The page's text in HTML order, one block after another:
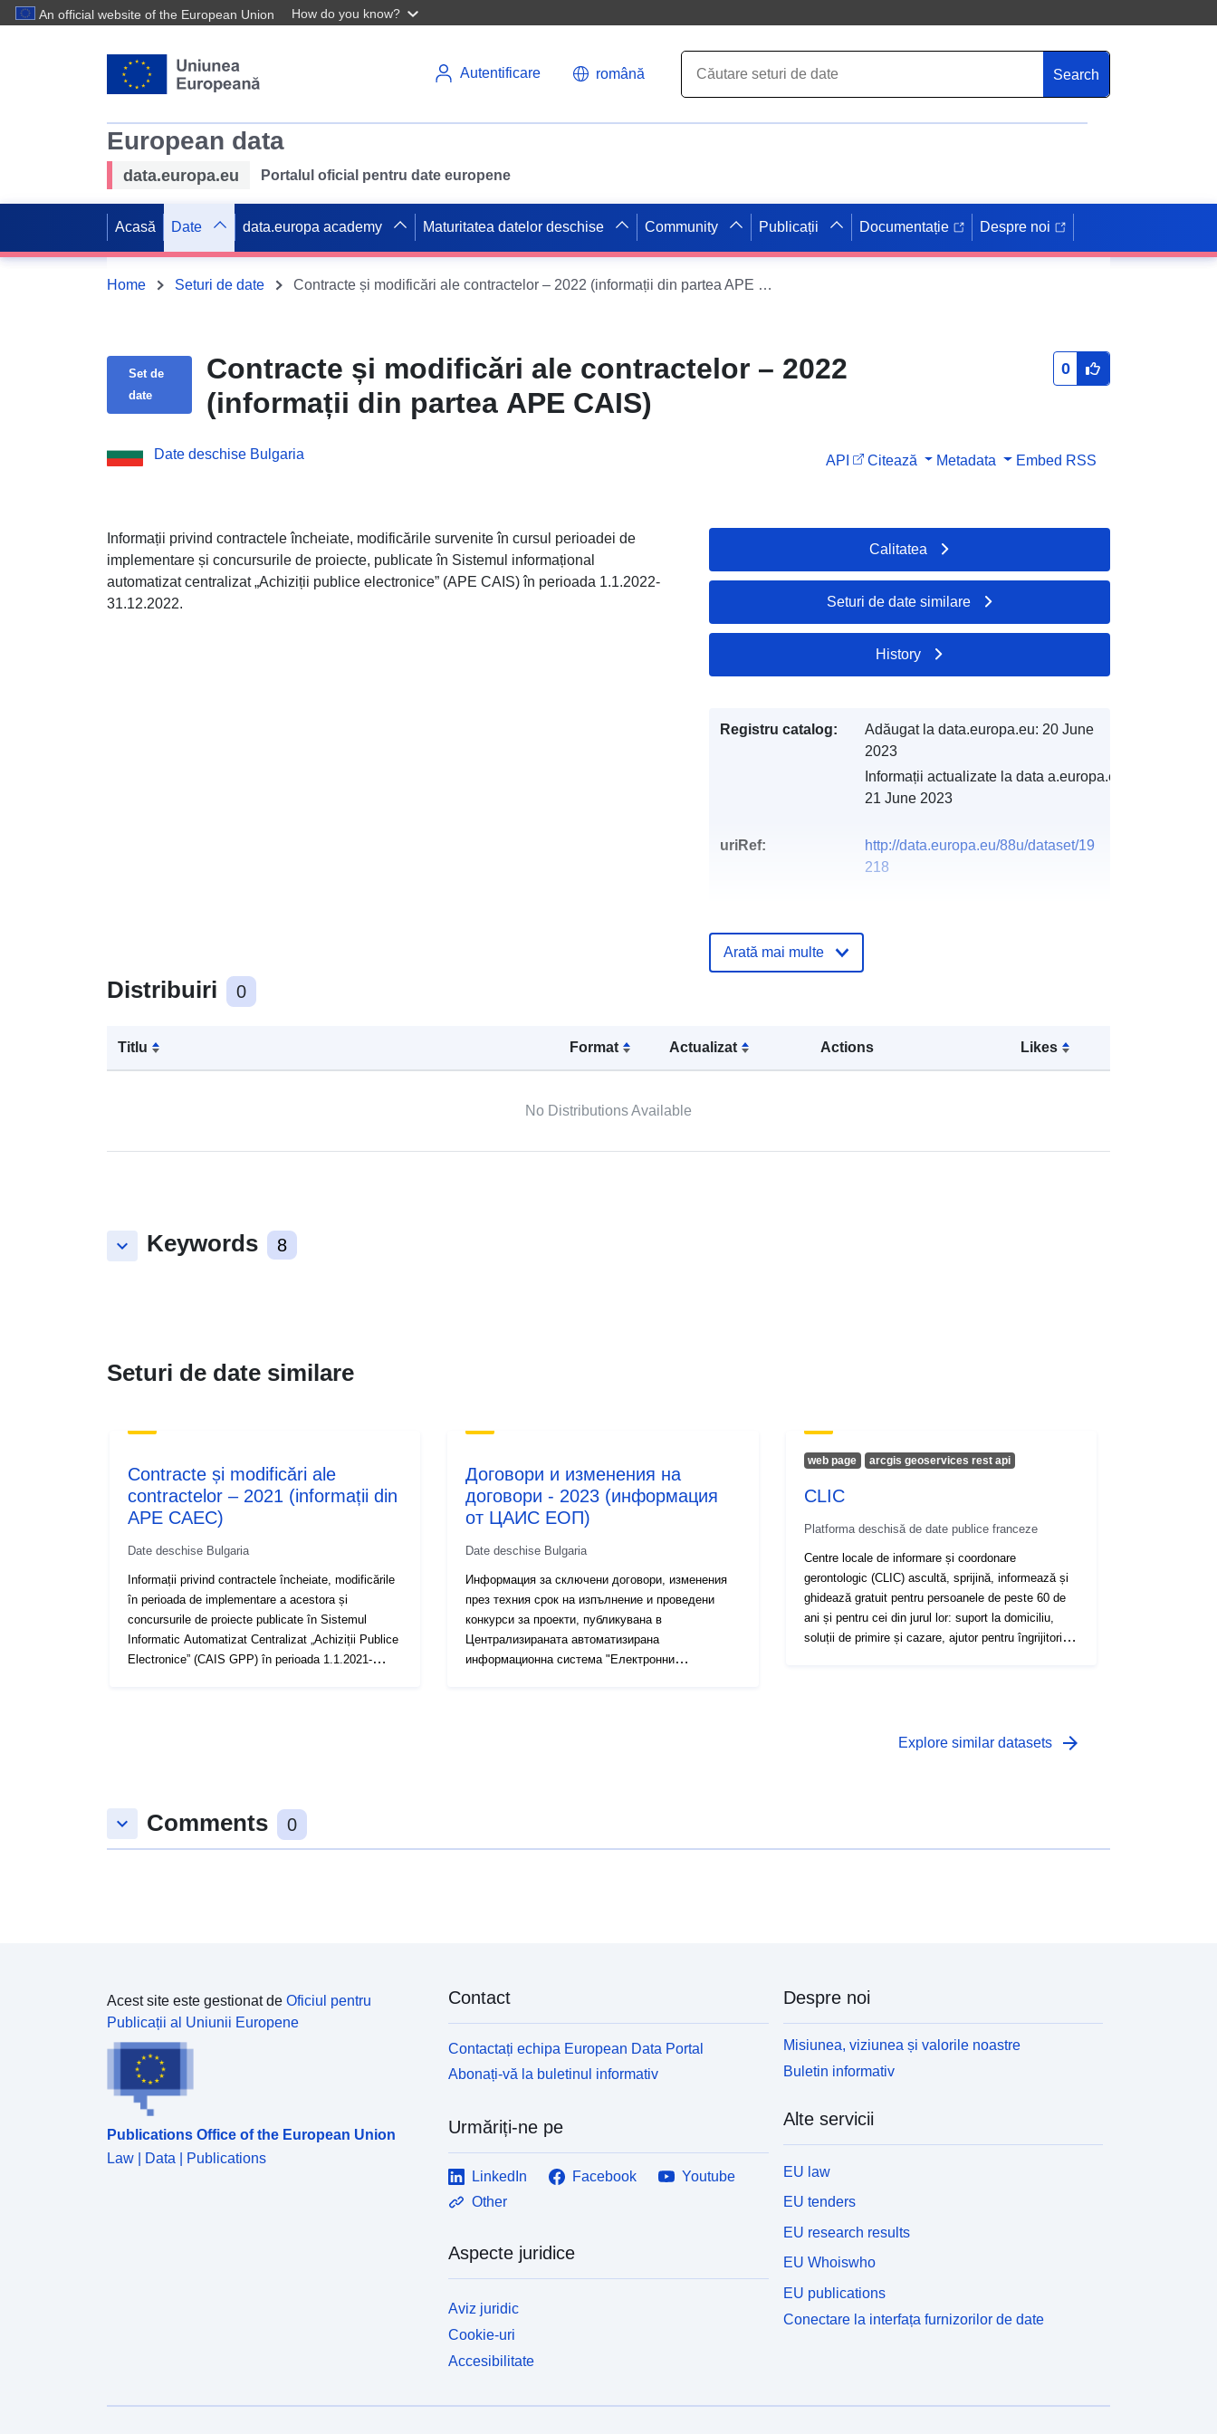
An official website of the European Union How do you know?
Autentificare română Search
European data
data.europa.eu Portalul oficial pentru date europene
Acasă Date data.europa academy Maturitatea datelor deschise Community Publicații Documentație Despre noi
Home Seturi de date Contracte și modificări ale contractelor – 2022 (informații din partea APE CAIS)
Set de
date
Contracte și modificări ale contractelor – 2022
(informații din partea APE CAIS)
0
Date deschise Bulgaria API Citează Metadata Embed RSS
Informații privind contractele încheiate, modificările survenite în cursul perioadei de
implementare și concursurile de proiecte, publicate în Sistemul informațional
automatizat centralizat „Achiziții publice electronice” (APE CAIS) în perioada 1.1.2022-
31.12.2022.
Distribuiri 0
Titlu Format Actualizat Actions Likes
No Distributions Available
keyboard_arrow_down Keywords 8
Calitatea
Seturi de date similare
History
Registru catalog: Adăugat la data.europa.eu: 20 June
2023
Informații actualizate la data a.europa.eu:
21 June 2023
uriRef:
http://data.europa.eu/88u/dataset/19
218
Arată mai multe
Seturi de date similare
Contracte și modificări ale
contractelor – 2021 (informații din
APE CAEC)
Date deschise Bulgaria
Informații privind contractele încheiate, modificările
în perioada de implementare a acestora și
concursurile de proiecte publicate în Sistemul
Informatic Automatizat Centralizat „Achiziții Publice
Electronice” (CAIS GPP) în perioada 1.1.2021-
Договори и изменения на
договори - 2023 (информация
от ЦАИС ЕОП)
Date deschise Bulgaria
Информация за сключени договори, изменения
през техния срок на изпълнение и проведени
конкурси за проекти, публикувана в
Централизираната автоматизирана
информационна система "Електронни
web page arcgis geoservices rest api
CLIC
Platforma deschisă de date publice franceze
Centre locale de informare și coordonare
gerontologic (CLIC) ascultă, sprijină, informează și
ghidează gratuit pentru persoanele de peste 60 de
ani și pentru cei din jurul lor: suport la domiciliu,
soluții de primire și cazare, ajutor pentru îngrijitori,
Explore similar datasets arrow_forward
keyboard_arrow_down Comments 0
Acest site este gestionat de Oficiul pentru
Publicații al Uniunii Europene
Publications Office of the European Union
Law | Data | Publications
Contact
Contactați echipa European Data Portal
Abonați-vă la buletinul informativ
Urmăriți-ne pe
LinkedIn Facebook
Youtube
Other
Aspecte juridice
Aviz juridic
Cookie-uri
Accesibilitate
Despre noi
Misiunea, viziunea și valorile noastre
Buletin informativ
Alte servicii
EU law
EU tenders
EU research results
EU Whoiswho
EU publications
Conectare la interfața furnizorilor de date